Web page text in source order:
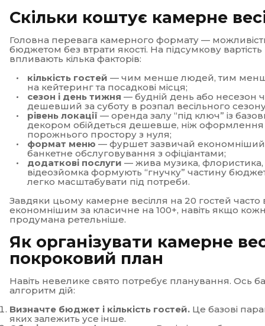
Скільки коштує камерне
Головна перевага камерного формату —
бюджетом без втрати якості. На підсумкову вартість
впливають кілька факторів:
кількість гостей — чим менше людей, тим
на кейтеринг та посадкові місця;
сезон і день тижня — будній день або несезон
дешевший за суботу в розпал весільного
рівень локації — оренда залу “під ключ” із
декором обійдеться дешевше, ніж оформлення
порожнього простору з нуля;
формат меню — фуршет зазвичай економніший
банкетне обслуговування з офіціантами;
додаткові послуги — жива музика, флористика,
відеозйомка формують “гнучку” частину
легко масштабувати під потреби.
Завдяки цьому камерне весілля на 20 гостей часто
економнішим за класичне на 100+, навіть якщо
продумана ретельніше.
Як організувати камерне
покроковий план
Навіть невелике свято потребує планування. Ось
алгоритм дій:
Визначте бюджет і кількість гостей. Це базові
яких залежить усе інше.